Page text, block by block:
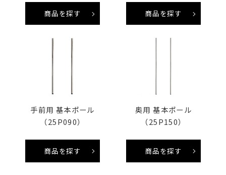
商品を探す 商品を探す
手前用 基本ポール
（25P090）
商品を探す
奥用 基本ポール
（25P150）
商品を探す